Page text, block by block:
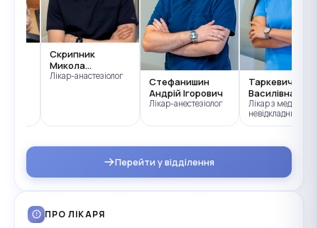
Скрипник
Микола
Васильович
Лікар-анастезіолог
Стефанишин
Андрій Ігорович
Лікар-анестезіолог
Таркевич
Василівна
Лікар з медицини
невідкладних
Перейти у відділення
ПРО ЛІКАРЯ